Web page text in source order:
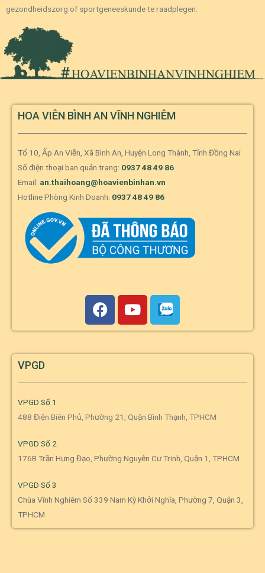
gezondheidszorg of sportgeneeskunde te raadplegen.
HOA VIÊN BÌNH AN VĨNH NGHIÊM
Tổ 10, Ấp An Viễn, Xã Bình An, Huyện Long Thành, Tỉnh Đồng Nai
Số điện thoại ban quản trang: 0937 48 49 86
Email: an.thaihoang@hoavienbinhan.vn
Hotline Phòng Kinh Doanh: 0937 48 49 86
VPGD
VPGD Số 1
488 Điện Biên Phủ, Phường 21, Quận Bình Thạnh, TPHCM
VPGD Số 2
176B Trần Hưng Đạo, Phường Nguyễn Cư Trinh, Quận 1, TPHCM
VPGD Số 3
Chùa Vĩnh Nghiêm Số 339 Nam Kỳ Khởi Nghĩa, Phường 7, Quận 3,
TPHCM